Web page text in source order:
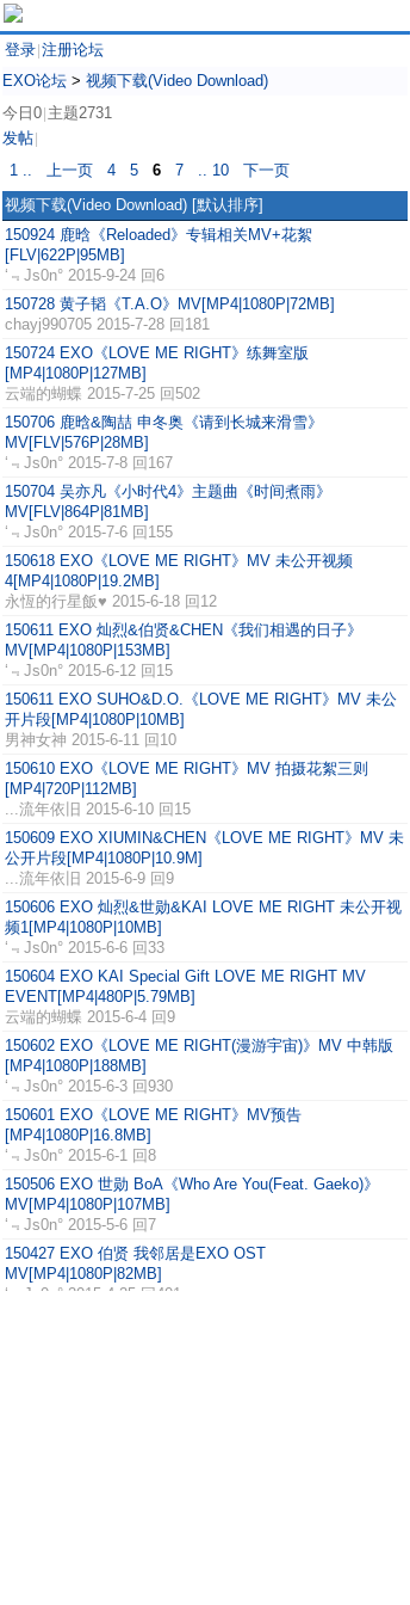
登录 注册论坛
EXO论坛 > 视频下载(Video Download)
今日0 主题2731
发帖
1 .. 上一页 4 5 6 7 .. 10
下一页
视频下载(Video Download) [默认排序]
150924 鹿晗《Reloaded》专辑相关MV+花絮
[FLV|622P|95MB]
‘﹃Js0n° 2015-9-24 回6
150728 黄子韬《T.A.O》MV[MP4|1080P|72MB]
chayj990705 2015-7-28 回181
150724 EXO《LOVE ME RIGHT》练舞室版
[MP4|1080P|127MB]
云端的蝴蝶 2015-7-25 回502
150706 鹿晗&陶喆 申冬奥《请到长城来滑雪》
MV[FLV|576P|28MB]
‘﹃Js0n° 2015-7-8 回167
150704 吴亦凡《小时代4》主题曲《时间煮雨》
MV[FLV|864P|81MB]
‘﹃Js0n° 2015-7-6 回155
150618 EXO《LOVE ME RIGHT》MV 未公开视频
4[MP4|1080P|19.2MB]
永恆的行星飯♥ 2015-6-18 回12
150611 EXO 灿烈&伯贤&CHEN《我们相遇的日子》
MV[MP4|1080P|153MB]
‘﹃Js0n° 2015-6-12 回15
150611 EXO SUHO&D.O.《LOVE ME RIGHT》MV 未公
开片段[MP4|1080P|10MB]
男神女神 2015-6-11 回10
150610 EXO《LOVE ME RIGHT》MV 拍摄花絮三则
[MP4|720P|112MB]
...流年依旧 2015-6-10 回15
150609 EXO XIUMIN&CHEN《LOVE ME RIGHT》MV 未
公开片段[MP4|1080P|10.9M]
...流年依旧 2015-6-9 回9
150606 EXO 灿烈&世勋&KAI LOVE ME RIGHT 未公开视
频1[MP4|1080P|10MB]
‘﹃Js0n° 2015-6-6 回33
150604 EXO KAI Special Gift LOVE ME RIGHT MV
EVENT[MP4|480P|5.79MB]
云端的蝴蝶 2015-6-4 回9
150602 EXO《LOVE ME RIGHT(漫游宇宙)》MV 中韩版
[MP4|1080P|188MB]
‘﹃Js0n° 2015-6-3 回930
150601 EXO《LOVE ME RIGHT》MV预告
[MP4|1080P|16.8MB]
‘﹃Js0n° 2015-6-1 回8
150506 EXO 世勋 BoA《Who Are You(Feat. Gaeko)》
MV[MP4|1080P|107MB]
‘﹃Js0n° 2015-5-6 回7
150427 EXO 伯贤 我邻居是EXO OST
MV[MP4|1080P|82MB]
‘﹃Js0n° 2015-4-25 回401